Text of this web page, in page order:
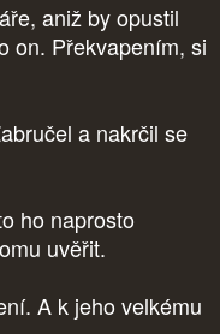
aniž by opustil
on. Překvapením, si
a nakrčil se
ho naprosto
uvěřit.
A k jeho velkému